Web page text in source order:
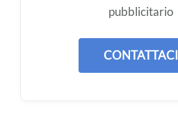
pubblicitario
CONTATTACI